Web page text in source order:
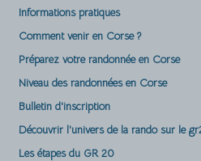
Informations pratiques
Comment venir en Corse ?
Préparez votre randonnée en Corse
Niveau des randonnées en Corse
Bulletin d'inscription
Découvrir l'univers de la rando sur le
Les étapes du GR 20